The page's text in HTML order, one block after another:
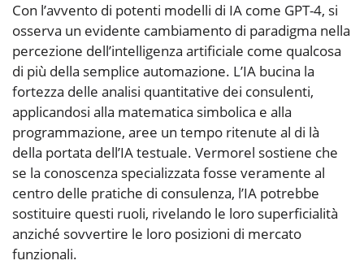
Con l’avvento di potenti modelli di IA come GPT-4, si
osserva un evidente cambiamento di paradigma nella
percezione dell’intelligenza artificiale come qualcosa
di più della semplice automazione. L’IA bucina la
fortezza delle analisi quantitative dei consulenti,
applicandosi alla matematica simbolica e alla
programmazione, aree un tempo ritenute al di là
della portata dell’IA testuale. Vermorel sostiene che
se la conoscenza specializzata fosse veramente al
centro delle pratiche di consulenza, l’IA potrebbe
sostituire questi ruoli, rivelando le loro superficialità
anziché sovvertire le loro posizioni di mercato
funzionali.